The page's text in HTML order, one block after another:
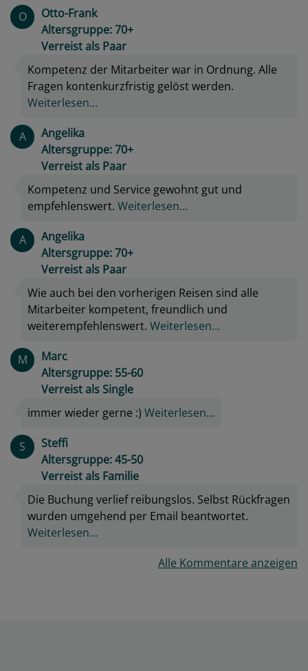
O
Otto-Frank
Altersgruppe: 70+
Verreist als Paar
Kompetenz der Mitarbeiter war in Ordnung. Alle
Fragen kontenkurzfristig gelöst werden.
Weiterlesen...
A
Angelika
Altersgruppe: 70+
Verreist als Paar
Kompetenz und Service gewohnt gut und
empfehlenswert. Weiterlesen...
A
Angelika
Altersgruppe: 70+
Verreist als Paar
Wie auch bei den vorherigen Reisen sind alle
Mitarbeiter kompetent, freundlich und
weiterempfehlenswert. Weiterlesen...
M
Marc
Altersgruppe: 55-60
Verreist als Single
immer wieder gerne :) Weiterlesen...
S
Steffi
Altersgruppe: 45-50
Verreist als Familie
Die Buchung verlief reibungslos. Selbst Rückfragen
wurden umgehend per Email beantwortet.
Weiterlesen...
Alle Kommentare anzeigen